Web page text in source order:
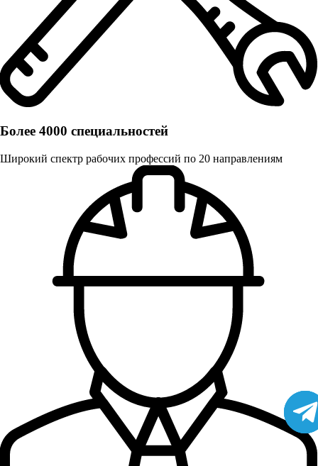
Более 4000 специальностей
Широкий спектр рабочих профессий по 20 направлениям